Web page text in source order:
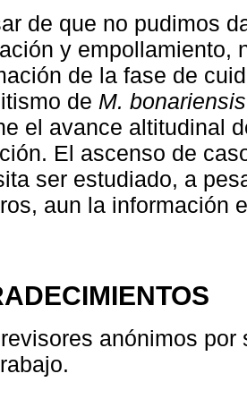
de que no pudimos
y empollamiento,
de la fase de
de M. bonariensis
el avance altitudinal
El ascenso de
ser estudiado, a
aun la información
anónimos